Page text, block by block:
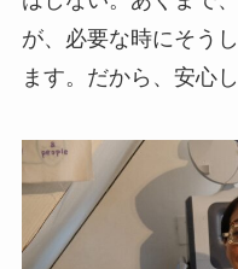
が、必要な時にそう
ます。だから、安心